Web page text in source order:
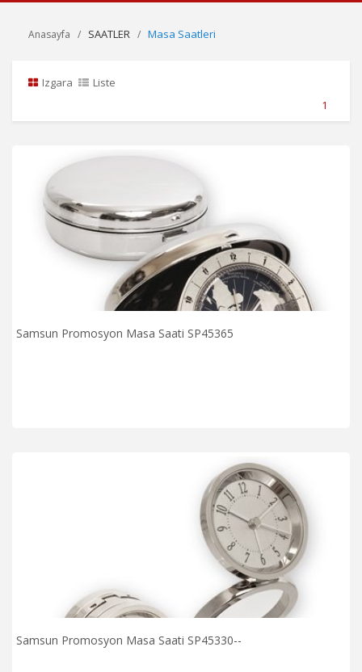
Anasayfa SAATLER Masa Saatleri
Izgara
Liste
1
Samsun Promosyon Masa Saati SP45365
Samsun Promosyon Masa Saati SP45330--